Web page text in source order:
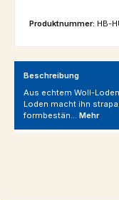
Produktnummer: HB-
Beschreibung
Aus echtem Woll-
Loden macht ihn
formbestän… Mehr